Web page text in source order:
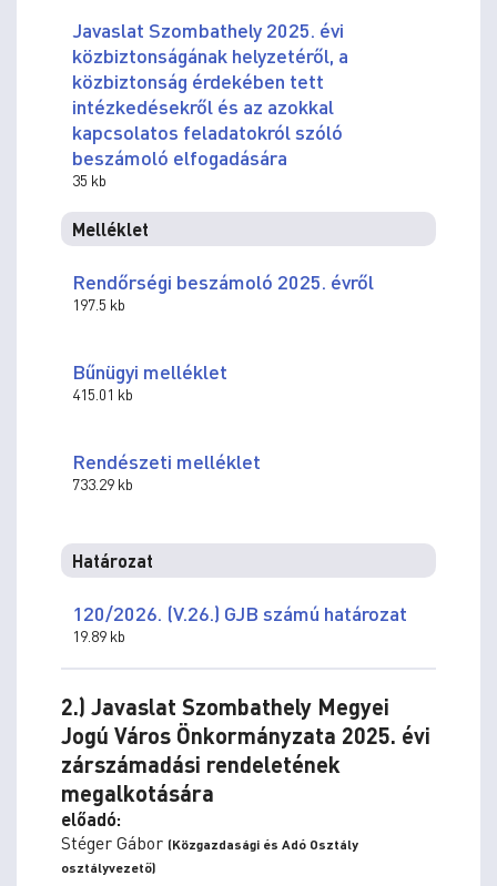
Javaslat Szombathely 2025. évi
közbiztonságának helyzetéről, a
közbiztonság érdekében tett
intézkedésekről és az azokkal
kapcsolatos feladatokról szóló
beszámoló elfogadására
35 kb
Melléklet
Rendőrségi beszámoló 2025. évről
197.5 kb
Bűnügyi melléklet
415.01 kb
Rendészeti melléklet
733.29 kb
Határozat
120/2026. (V.26.) GJB számú határozat
19.89 kb
2.) Javaslat Szombathely Megyei
Jogú Város Önkormányzata 2025. évi
zárszámadási rendeletének
megalkotására
előadó:
Stéger Gábor (Közgazdasági és Adó Osztály
osztályvezető)